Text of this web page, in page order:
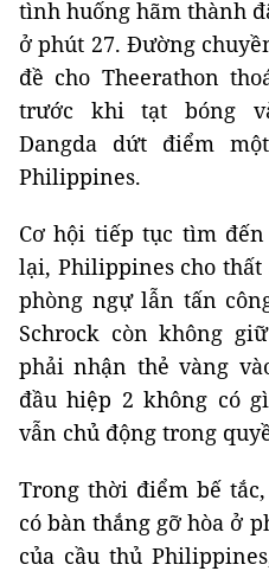
tình huống hãm thành
ở phút 27. Đường
đề cho Theerathon
trước khi tạt bóng
Dangda dứt điểm
Philippines.
Cơ hội tiếp tục tìm
lại, Philippines cho
phòng ngự lẫn tấn
Schrock còn không
phải nhận thẻ vàng
đầu hiệp 2 không có
vẫn chủ động trong
Trong thời điểm bế
có bàn thắng gỡ hòa ở
của cầu thủ